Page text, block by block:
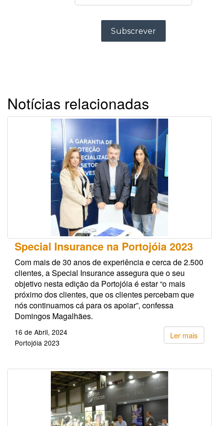
Notícias relacionadas
Special Insurance na Portojóia 2023
Com mais de 30 anos de experiência e cerca de 2.500
clientes, a Special Insurance assegura que o seu
objetivo nesta edição da Portojóia é estar “o mais
próximo dos clientes, que os clientes percebam que
nós continuamos cá para os apoiar”, confessa
Domingos Magalhães.
Ler mais
16 de Abril, 2024
Portojóia 2023